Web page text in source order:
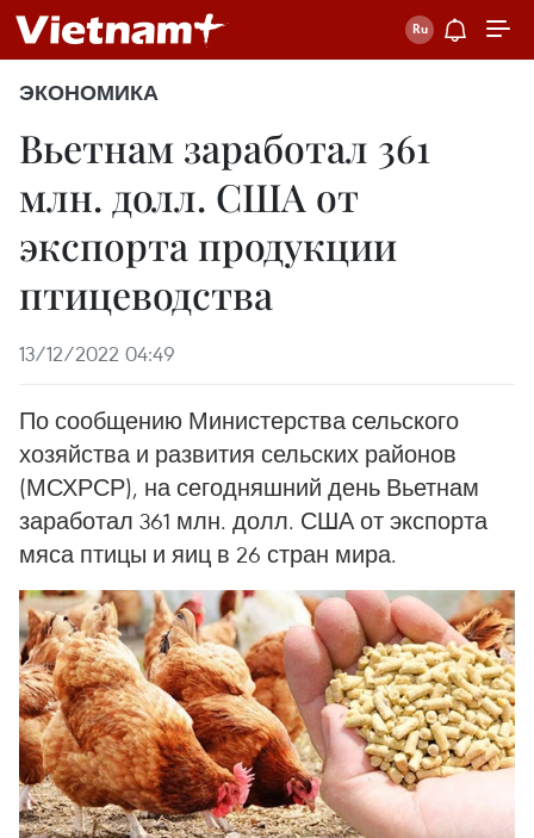
ЭКОНОМИКА
Вьетнам заработал 361
млн. долл. США от
экспорта продукции
птицеводства
13/12/2022 04:49
По сообщению Министерства сельского
хозяйства и развития сельских районов
(МСХРСР), на сегодняшний день Вьетнам
заработал 361 млн. долл. США от экспорта
мяса птицы и яиц в 26 стран мира.